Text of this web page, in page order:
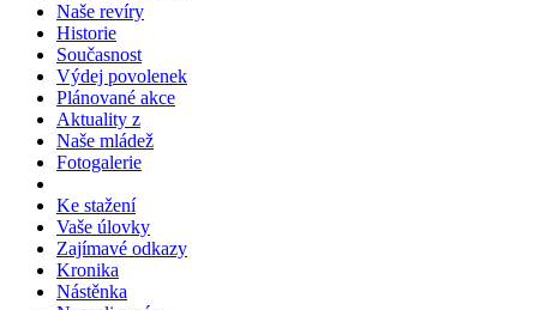
Naše revíry
Historie
Současnost
Výdej povolenek
Plánované akce
Aktuality z
Naše mládež
Fotogalerie
Ke stažení
Vaše úlovky
Zajímavé odkazy
Kronika
Nástěnka